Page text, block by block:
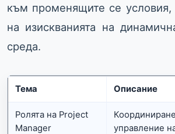
към променящите се условия,
на изискванията на
среда.
Тема Описание
Ролята на Project
Manager
управление